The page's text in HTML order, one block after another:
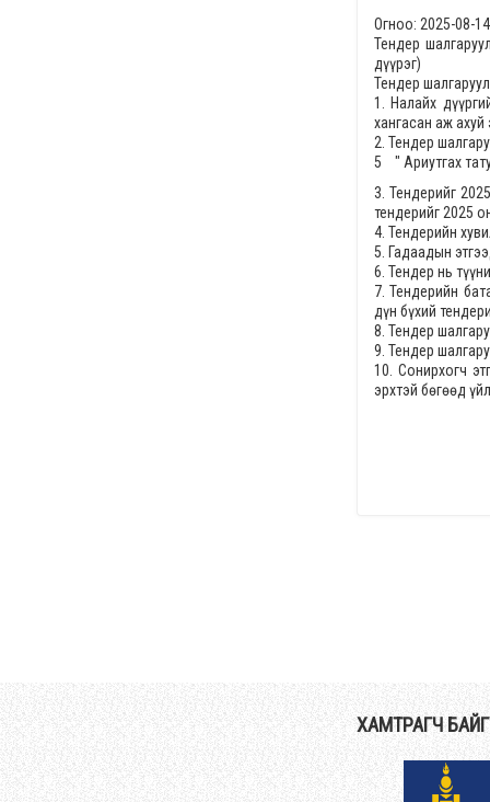
Огноо: 2025-08-14
Тендер
дүүрэг)
Тендер
1.
Налайх
хангасан аж ахуй
2. Тендер
5 " Ариутгах
3. Тендерийг
тендерийг 2025
4. Тендерийн
5. Гадаадын
6. Тендер нь
7. Тендерийн
дүн бүхий
8. Тендер
9. Тендер
10. Сонирхогч
эрхтэй бөгөөд
ХАМТРАГЧ